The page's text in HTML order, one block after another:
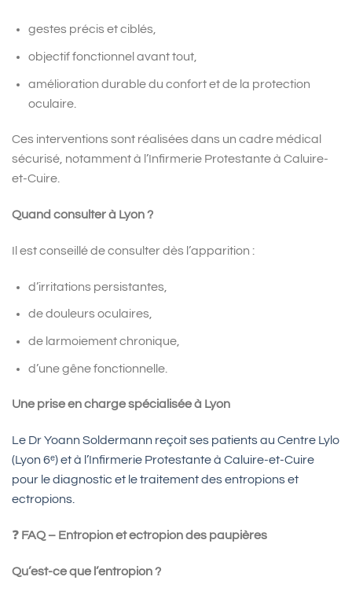
gestes précis et ciblés,
objectif fonctionnel avant tout,
amélioration durable du confort et de la protection
oculaire.
Ces interventions sont réalisées dans un cadre médical
sécurisé, notamment à l’Infirmerie Protestante à Caluire-
et-Cuire.
Quand consulter à Lyon ?
Il est conseillé de consulter dès l’apparition :
d’irritations persistantes,
de douleurs oculaires,
de larmoiement chronique,
d’une gêne fonctionnelle.
Une prise en charge spécialisée à Lyon
Le Dr Yoann Soldermann reçoit ses patients au Centre Lylo
(Lyon 6ᵉ) et à l’Infirmerie Protestante à Caluire-et-Cuire
pour le diagnostic et le traitement des entropions et
ectropions.
❓ FAQ – Entropion et ectropion des paupières
Qu’est-ce que l’entropion ?